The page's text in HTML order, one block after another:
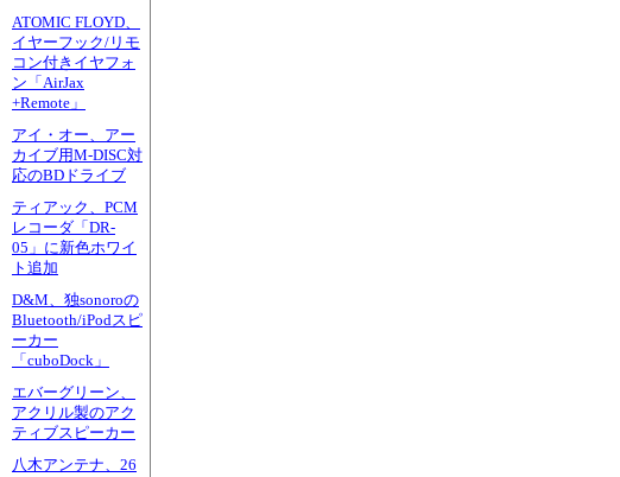
ATOMIC FLOYD、
イヤーフック/リモ
コン付きイヤフォ
ン「AirJax
+Remote」
アイ・オー、アー
カイブ用M-DISC対
応のBDドライブ
ティアック、PCM
レコーダ「DR-
05」に新色ホワイ
ト追加
D&M、独sonoroの
Bluetooth/iPodスピ
ーカー
「cuboDock」
エバーグリーン、
アクリル製のアク
ティブスピーカー
八木アンテナ、26